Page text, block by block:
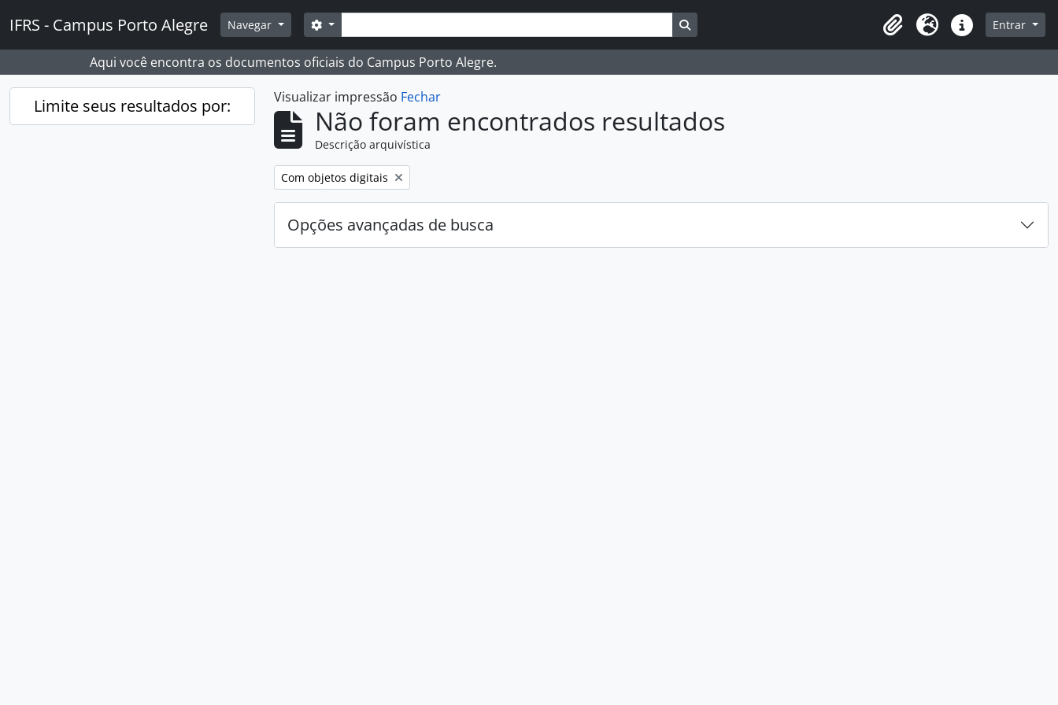
IFRS - Campus Porto Alegre Navegar Buscar
Opções de busca Busque na página de navegação
Idioma Atalhos Entrar
Aqui você encontra os documentos oficiais do Campus Porto Alegre.
Limite seus resultados por: Visualizar impressão Fechar
Não foram encontrados resultados
Descrição arquivística
Remover filtro:
Com objetos digitais
Opções avançadas de busca